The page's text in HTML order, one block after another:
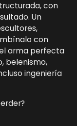
con
Un
con
arma perfecta
belenismo,
ingeniería